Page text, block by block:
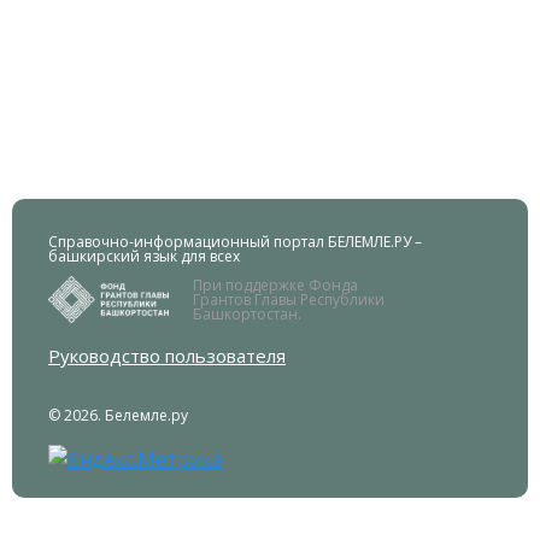
Справочно-информационный портал БЕЛЕМЛЕ.РУ –
башкирский язык для всех
При поддержке Фонда
Грантов Главы Республики
Башкортостан.
Руководство пользователя
© 2026. Белемле.ру